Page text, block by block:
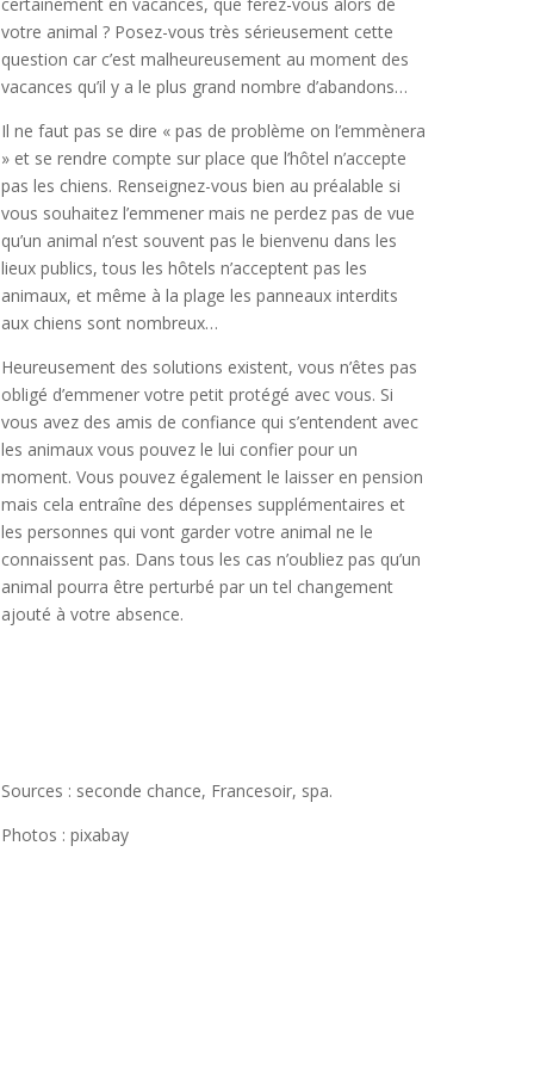
votre animal ? Posez-vous très sérieusement cette
question car c’est malheureusement au moment des
vacances qu’il y a le plus grand nombre d’abandons…
Il ne faut pas se dire « pas de problème on l’emmènera
» et se rendre compte sur place que l’hôtel n’accepte
pas les chiens. Renseignez-vous bien au préalable si
vous souhaitez l’emmener mais ne perdez pas de vue
qu’un animal n’est souvent pas le bienvenu dans les
lieux publics, tous les hôtels n’acceptent pas les
animaux, et même à la plage les panneaux interdits
aux chiens sont nombreux…
Heureusement des solutions existent, vous n’êtes pas
obligé d’emmener votre petit protégé avec vous. Si
vous avez des amis de confiance qui s’entendent avec
les animaux vous pouvez le lui confier pour un
moment. Vous pouvez également le laisser en pension
mais cela entraîne des dépenses supplémentaires et
les personnes qui vont garder votre animal ne le
connaissent pas. Dans tous les cas n’oubliez pas qu’un
animal pourra être perturbé par un tel changement
ajouté à votre absence.
Sources : seconde chance, Francesoir, spa.
Photos : pixabay